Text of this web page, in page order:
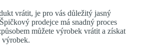
vrátit, je pro vás důležitý jasný
prodejce má snadný proces
můžete výrobek vrátit a získat
výrobek.